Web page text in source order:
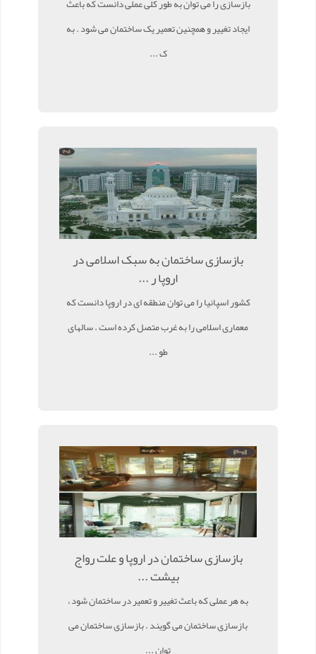
ایجاد تغییر و همچنین تعمیر یک ساختمان می شود . به
ک ...
بازسازی ساختمان به سبک اسلامی در
اروپا ر ...
کشور اسپانیا را می توان منطقه ای در اروپا دانست که
معماری اسلامی را به غرب متصل کرده است . سالهای
طو ...
بازسازی ساختمان در اروپا و علت رواج
بیشت ...
به هر عملی که باعث تغییر و تعمیر در ساختمان شود ،
بازسازی ساختمان می گویند . بازسازی ساختمان می
توان ...